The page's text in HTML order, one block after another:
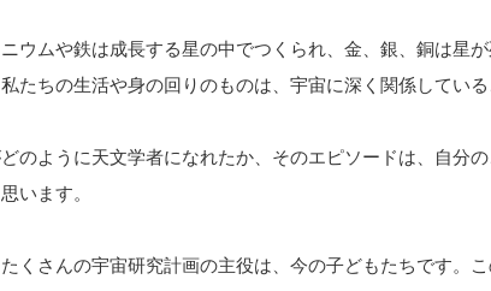
ウムや鉄は成長する星の中でつくられ、金、銀、銅は星
たちの生活や身の回りのものは、宇宙に深く関係している
のように天文学者になれたか、そのエピソードは、自分
います。
くさんの宇宙研究計画の主役は、今の子どもたちです。